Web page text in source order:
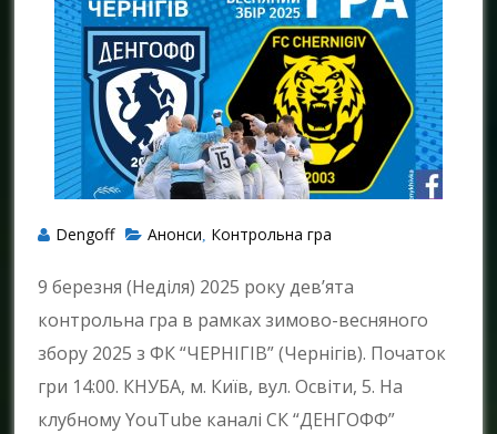
Dengoff Анонси Контрольна гра
9 березня (Неділя) 2025 року дев’ята
контрольна гра в рамках зимово-весняного
збору 2025 з ФК “ЧЕРНІГІВ” (Чернігів). Початок
гри 14:00. КНУБА, м. Київ, вул. Освіти, 5. На
клубному YouTube каналі СК “ДЕНГОФФ”